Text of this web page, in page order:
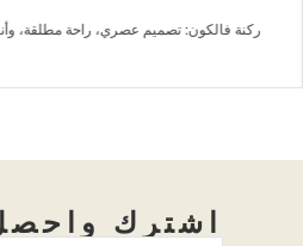
ركنة فالكون: تصميم عصري، راحة مطلقة،
اشترك